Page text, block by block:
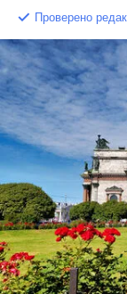
Проверено
Сколько солнечных